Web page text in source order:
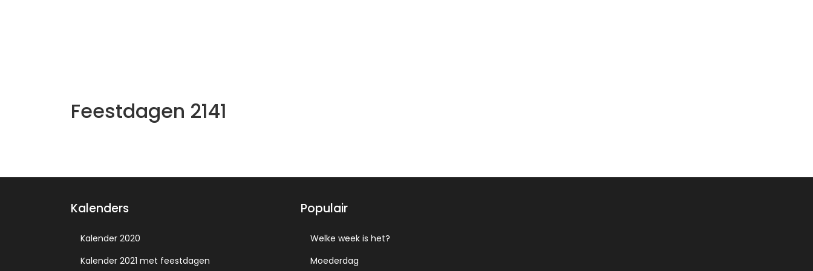
Feestdagen 2141
Kalenders
Kalender 2020
Kalender 2021 met feestdagen
Populair
Welke week is het?
Moederdag